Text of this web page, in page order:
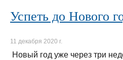
Успеть до Нового
11 декабря 2020 г.
Новый год уже через три